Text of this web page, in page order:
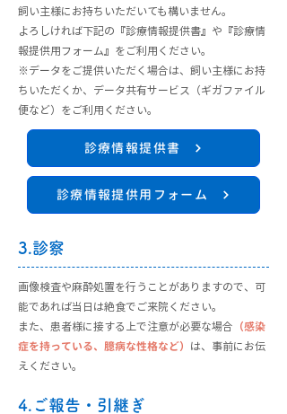
飼い主様にお持ちいただいても構いません。
よろしければ下記の『診療情報提供書』や『診療情
報提供用フォーム』をご利用ください。
※データをご提供いただく場合は、飼い主様にお持
ちいただくか、データ共有サービス（ギガファイル
便など）をご利用ください。
診療情報提供書
診療情報提供用フォーム
3.診察
画像検査や麻酔処置を行うことがありますので、可
能であれば当日は絶食でご来院ください。
また、患者様に接する上で注意が必要な場合 （感染
症を持っている、臆病な性格など） は、事前にお伝
えください。
4.ご報告・引継ぎ